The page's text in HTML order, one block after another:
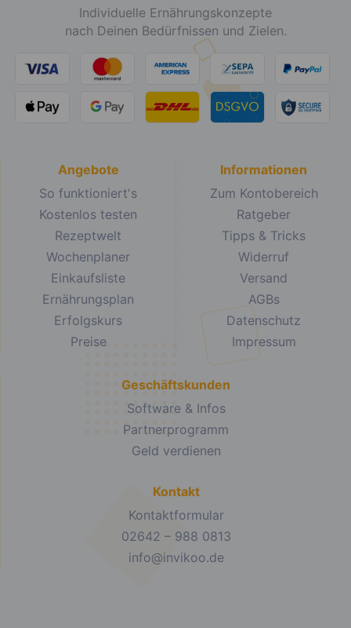
Individuelle Ernährungskonzepte
nach Deinen Bedürfnissen und Zielen.
Angebote
So funktioniert's
Kostenlos testen
Rezeptwelt
Wochenplaner
Einkaufsliste
Ernährungsplan
Erfolgskurs
Preise
Informationen
Zum Kontobereich
Ratgeber
Tipps & Tricks
Widerruf
Versand
AGBs
Datenschutz
Impressum
Geschäftskunden
Software & Infos
Partnerprogramm
Geld verdienen
Kontakt
Kontaktformular
02642 – 988 0813
info@invikoo.de